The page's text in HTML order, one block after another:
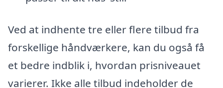
Ved at indhente tre eller flere tilbud fra
forskellige håndværkere, kan du også få
et bedre indblik i, hvordan prisniveauet
varierer. Ikke alle tilbud indeholder de